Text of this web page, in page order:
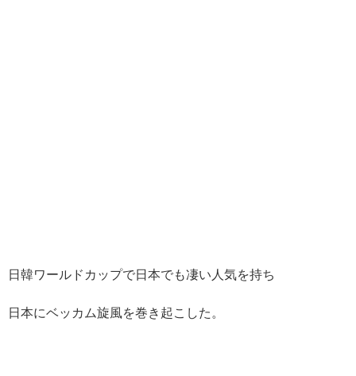
日韓ワールドカップで日本でも凄い人気を持ち
日本にベッカム旋風を巻き起こした。